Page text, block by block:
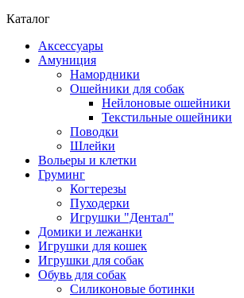
Каталог
Аксессуары
Амуниция
Намордники
Ошейники для собак
Нейлоновые ошейники
Текстильные ошейники
Поводки
Шлейки
Вольеры и клетки
Груминг
Когтерезы
Пуходерки
Игрушки "Дентал"
Домики и лежанки
Игрушки для кошек
Игрушки для собак
Обувь для собак
Силиконовые ботинки